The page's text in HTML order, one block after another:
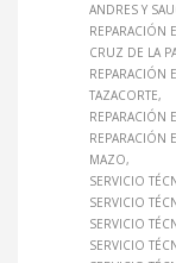
ANDRES Y
REPARACIÓN
CRUZ DE LA
REPARACIÓN
TAZACORTE
REPARACIÓN
REPARACIÓN
MAZO
SERVICIO
SERVICIO
SERVICIO
SERVICIO